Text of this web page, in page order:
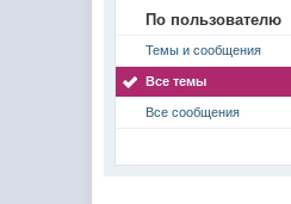
По пользователю
Темы и сообщения
Все темы
Все сообщения